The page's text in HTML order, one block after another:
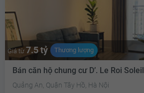
Giá từ 7.5 tỷ Thương lượng
Bán căn hộ chung cư D’. Le Roi Soleil
Quảng An, Quận Tây Hồ, Hà Nội